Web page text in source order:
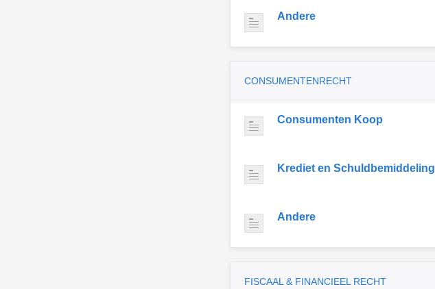
Andere
CONSUMENTENRECHT
Consumenten Koop
Krediet en Schuldbemiddeling
Andere
FISCAAL & FINANCIEEL RECHT